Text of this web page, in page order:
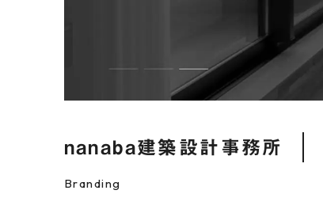
nanaba建築設計事務所
Branding